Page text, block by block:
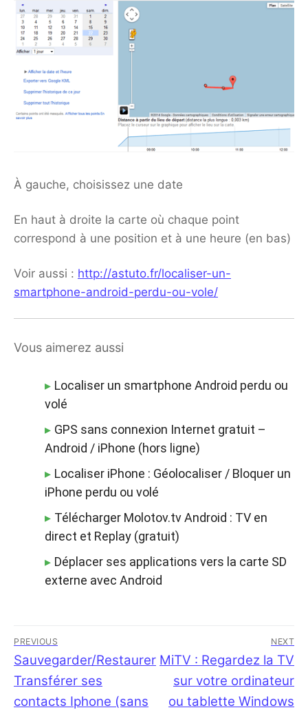
À gauche, choisissez une date
En haut à droite la carte où chaque point
correspond à une position et à une heure (en bas)
Voir aussi : http://astuto.fr/localiser-un-
smartphone-android-perdu-ou-vole/
Vous aimerez aussi
Localiser un smartphone Android perdu ou
volé
GPS sans connexion Internet gratuit –
Android / iPhone (hors ligne)
Localiser iPhone : Géolocaliser / Bloquer un
iPhone perdu ou volé
Télécharger Molotov.tv Android : TV en
direct et Replay (gratuit)
Déplacer ses applications vers la carte SD
externe avec Android
Navigation
de
l’article
PREVIOUS
Previous
post:
Sauvegarder/Restaurer
Transférer ses
contacts Iphone (sans
NEXT
Next
post:
MiTV : Regardez la TV
sur votre ordinateur
ou tablette Windows